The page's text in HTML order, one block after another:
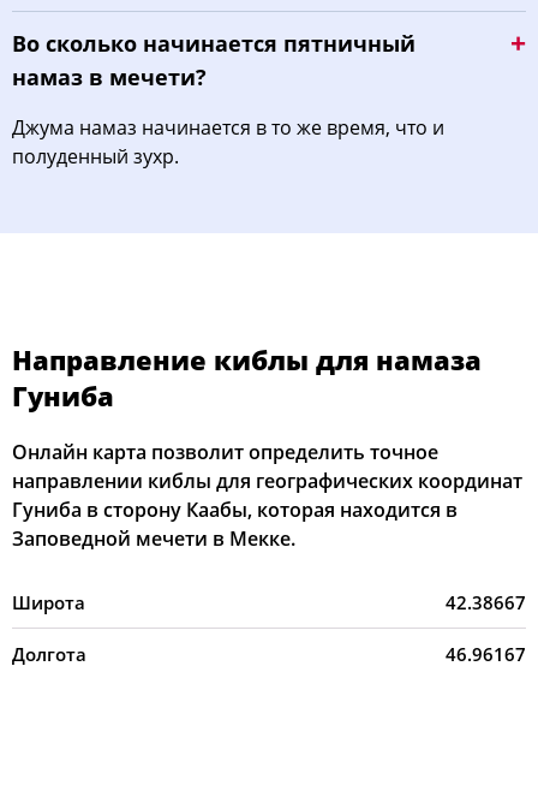
Во сколько начинается пятничный
намаз в мечети?
Джума намаз начинается в то же время, что и
полуденный зухр.
Направление киблы для намаза
Гуниба
Онлайн карта позволит определить точное
направлении киблы для географических координат
Гуниба в сторону Каабы, которая находится в
Заповедной мечети в Мекке.
Широта 42.38667
Долгота 46.96167